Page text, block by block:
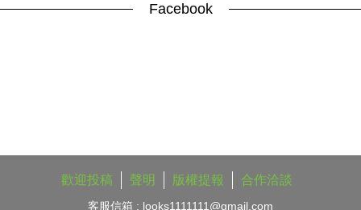
Facebook
客服信箱 : looks1111111@gmail.com
歡迎投稿 聲明 版權提報 合作洽談